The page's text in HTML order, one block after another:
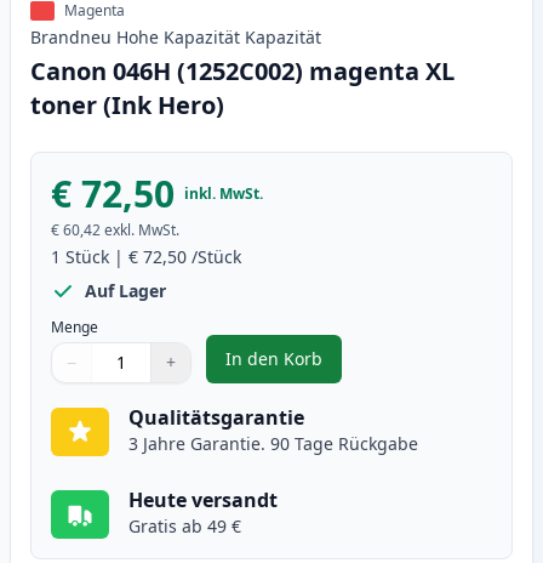
Magenta
Brandneu Hohe Kapazität Kapazität
Canon 046H (1252C002) magenta XL
toner (Ink Hero)
€ 72,50 inkl. MwSt.
€ 60,42exkl. MwSt.
1 Stück | € 72,50 /Stück
Auf Lager
Menge
Verwenden Sie die Tasten, um anzupassen
− +
1
In den Korb
, Canon 046H (1252C002)
Qualitätsgarantie
3 Jahre Garantie. 90 Tage Rückgabe
Heute versandt
Gratis ab 49 €